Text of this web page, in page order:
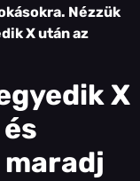
Nézzük
X után az
X